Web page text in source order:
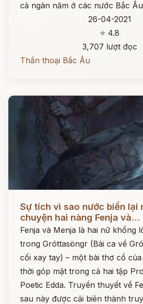
cả ngàn năm ở các nước Bắc
26-04-2021
⭐ 4.8
3,707 lượt đọc
Thần thoại Bắc Âu
Sự tích vì sao nước biển lại
chuyện hai nàng Fenja và...
Fenja và Menja là hai nữ khổng
trong Gróttasöngr (Bài ca về
cối xay tay) – một bài thơ cổ
thời góp mặt trong cả hai tập
Poetic Edda. Truyền thuyết về
sau này được cải biên thành